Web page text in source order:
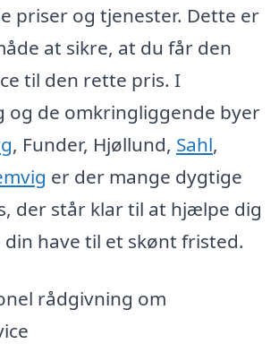
priser og tjenester. Dette er
at sikre, at du får den
til den rette pris. I
og de omkringliggende byer
, Funder, Hjøllund, Sahl,
er der mange dygtige
der står klar til at hjælpe dig
have til et skønt fristed.
rådgivning om